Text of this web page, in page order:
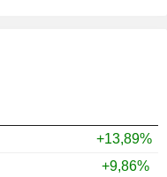
+13,89%
+9,86%